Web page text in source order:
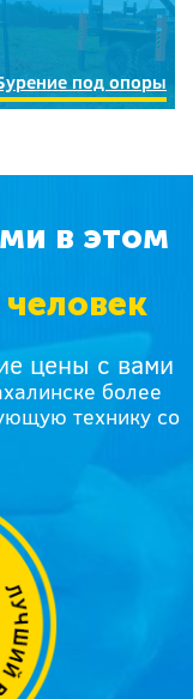
под опоры
в этом
цены с вами
более
технику со